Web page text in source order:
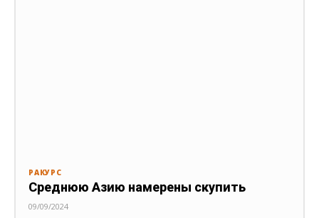
РАКУРС
Среднюю Азию намерены скупить
09/09/2024